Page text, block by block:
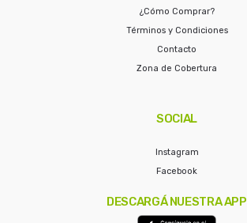
¿Cómo Comprar?
Términos y Condiciones
Contacto
Zona de Cobertura
SOCIAL
Instagram
Facebook
DESCARGÁ NUESTRA APP